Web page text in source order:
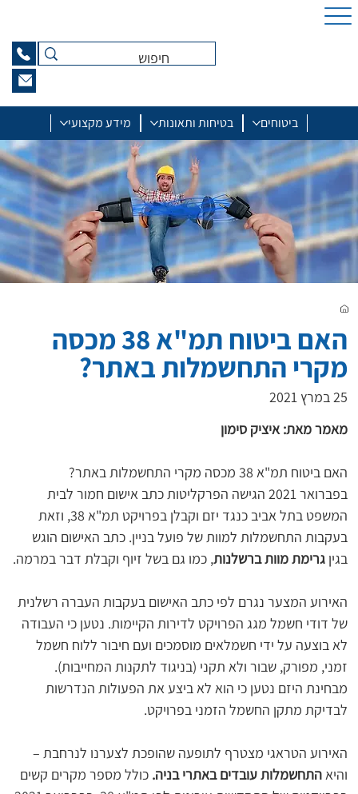
ביטוחים בטיחות ותאונות מידע מקצועי
האם ביטוח תמ"א 38 מכסה
מקרי התחשמלות באתר?
25 במרץ 2021
מאמר מאת: איציק סימון
האם ביטוח תמ"א 38 מכסה מקרי התחשמלות באתר?
בפברואר 2021 הגישה הפרקליטות כתב אישום חמור לבית
המשפט בתל אביב כנגד יזם וקבלן בפרויקט תמ"א 38, וזאת
בעקבות התחשמלות למוות של פועל בניין. כתב האישום הוגש
בגין גרימת מוות ברשלנות, כמו גם בשל זיוף וקבלת דבר במרמה.
האירוע המצער נגרם לפי כתב האישום בעקבות העברה רשלנית
של דודי חשמל מגג הפרויקט לדירות הקיימות. נטען כי העבודה
לא בוצעה על ידי חשמלאים מוסמכים ועם חיבור ללוח חשמל
זמני, מפורק, שבור ולא תקני (בניגוד לתקנות המחייבות).
מבחינת היזם נטען כי הוא לא ביצע את הפעולות הנדרשות
לבדיקת מתקן החשמל הזמני בפרויקט.
האירוע הטראגי מצטרף לתופעה שהופכת לצערנו לנרחבת –
והיא התחשמלות עובדים באתרי בניה. כולל מספר מקרים קשים